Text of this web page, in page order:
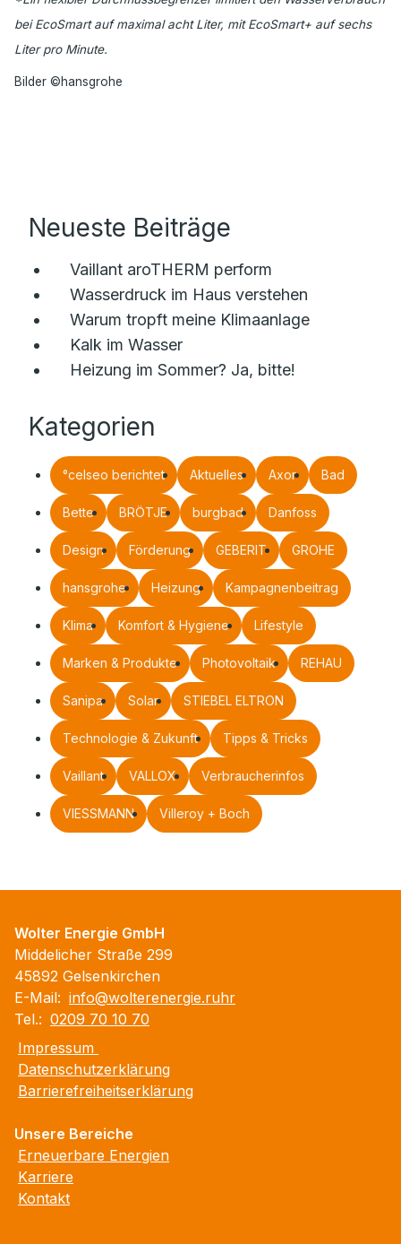
bei EcoSmart auf maximal acht Liter, mit EcoSmart+ auf sechs
Liter pro Minute.
Bilder ©hansgrohe
Neueste Beiträge
Vaillant aroTHERM perform
Wasserdruck im Haus verstehen
Warum tropft meine Klimaanlage
Kalk im Wasser
Heizung im Sommer? Ja, bitte!
Kategorien
°celseo berichtet Aktuelles Axor Bad
Bette BRÖTJE burgbad Danfoss
Design Förderung GEBERIT GROHE
hansgrohe Heizung Kampagnenbeitrag
Klima Komfort & Hygiene Lifestyle
Marken & Produkte Photovoltaik REHAU
Sanipa Solar STIEBEL ELTRON
Technologie & Zukunft Tipps & Tricks
Vaillant VALLOX Verbraucherinfos
VIESSMANN Villeroy + Boch
Wolter Energie GmbH
Middelicher Straße 299
45892 Gelsenkirchen
E-Mail: info@wolterenergie.ruhr
Tel.: 0209 70 10 70
Impressum
Datenschutzerklärung
Barrierefreiheitserklärung
Unsere Bereiche
Erneuerbare Energien
Karriere
Kontakt